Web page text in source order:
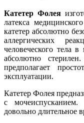
Катетер Фолея
латекса
катетер абсолютно
аллергических
человеческого тела
абсолютно
предполагает
эксплуатации.
Катетер Фолея
с
довольно длительное